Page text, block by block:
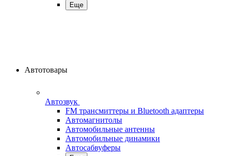
Еще
Автотовары
Автозвук
FM трансмиттеры и Bluetooth адаптеры
Автомагнитолы
Автомобильные антенны
Автомобильные динамики
Автосабвуферы